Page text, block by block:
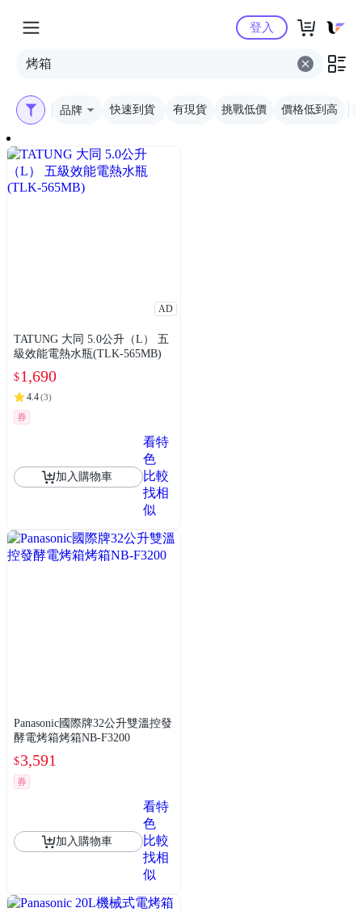
Yahoo購物中心
登入
品牌 快速到貨 有現貨 挑戰低價 價格低到高
AD
TATUNG 大同 5.0公升（L） 五
級效能電熱水瓶(TLK-565MB)
$1,690
4.4(3)
券
加入購物車
看特
色
比較
找相
似
Panasonic國際牌32公升雙溫控發
酵電烤箱烤箱NB-F3200
$3,591
券
加入購物車
看特
色
比較
找相
似